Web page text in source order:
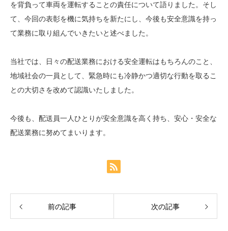
を背負って車両を運転することの責任について語りました。そし
て、今回の表彰を機に気持ちを新たにし、今後も安全意識を持っ
て業務に取り組んでいきたいと述べました。
当社では、日々の配送業務における安全運転はもちろんのこと、
地域社会の一員として、緊急時にも冷静かつ適切な行動を取るこ
との大切さを改めて認識いたしました。
今後も、配送員一人ひとりが安全意識を高く持ち、安心・安全な
配送業務に努めてまいります。
前の記事 次の記事